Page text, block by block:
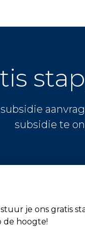
subsidie te
je ons gratis
de hoogte!